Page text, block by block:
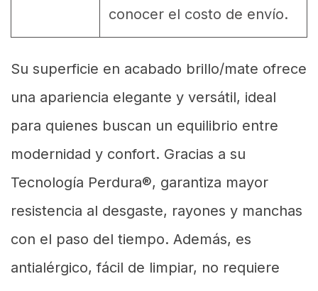
conocer el costo de envío.
Su superficie en acabado brillo/mate ofrece
una apariencia elegante y versátil, ideal
para quienes buscan un equilibrio entre
modernidad y confort. Gracias a su
Tecnología Perdura®, garantiza mayor
resistencia al desgaste, rayones y manchas
con el paso del tiempo. Además, es
antialérgico, fácil de limpiar, no requiere